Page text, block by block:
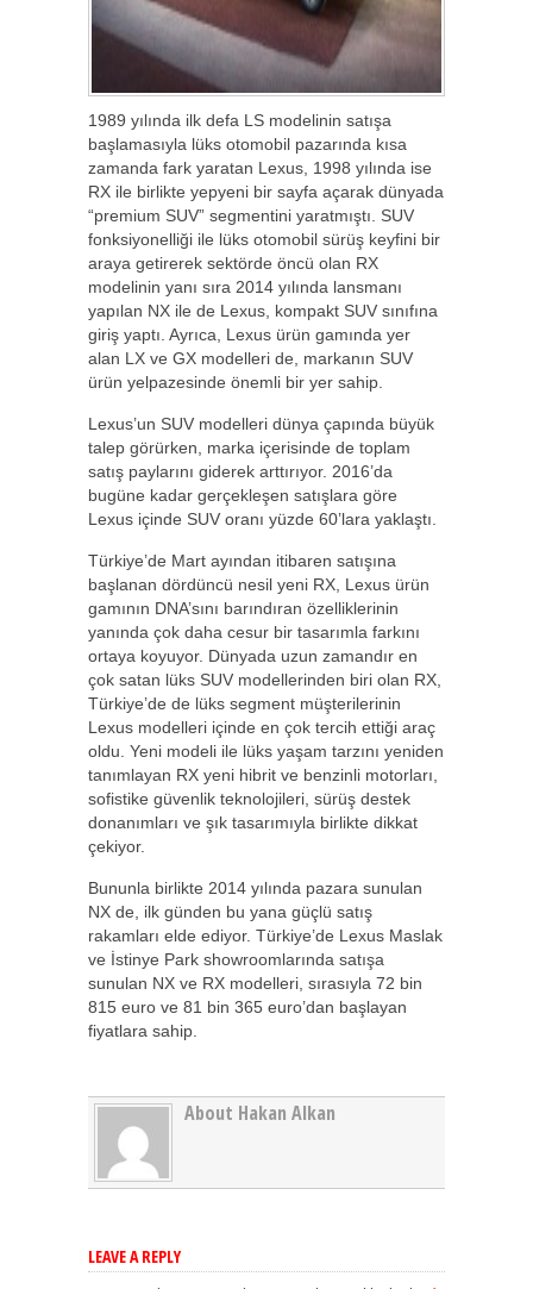
1989 yılında ilk defa LS modelinin satışa
başlamasıyla lüks otomobil pazarında kısa
zamanda fark yaratan Lexus, 1998 yılında ise
RX ile birlikte yepyeni bir sayfa açarak dünyada
“premium SUV” segmentini yaratmıştı. SUV
fonksiyonelliği ile lüks otomobil sürüş keyfini bir
araya getirerek sektörde öncü olan RX
modelinin yanı sıra 2014 yılında lansmanı
yapılan NX ile de Lexus, kompakt SUV sınıfına
giriş yaptı. Ayrıca, Lexus ürün gamında yer
alan LX ve GX modelleri de, markanın SUV
ürün yelpazesinde önemli bir yer sahip.
Lexus’un SUV modelleri dünya çapında büyük
talep görürken, marka içerisinde de toplam
satış paylarını giderek arttırıyor. 2016’da
bugüne kadar gerçekleşen satışlara göre
Lexus içinde SUV oranı yüzde 60’lara yaklaştı.
Türkiye’de Mart ayından itibaren satışına
başlanan dördüncü nesil yeni RX, Lexus ürün
gamının DNA’sını barındıran özelliklerinin
yanında çok daha cesur bir tasarımla farkını
ortaya koyuyor. Dünyada uzun zamandır en
çok satan lüks SUV modellerinden biri olan RX,
Türkiye’de de lüks segment müşterilerinin
Lexus modelleri içinde en çok tercih ettiği araç
oldu. Yeni modeli ile lüks yaşam tarzını yeniden
tanımlayan RX yeni hibrit ve benzinli motorları,
sofistike güvenlik teknolojileri, sürüş destek
donanımları ve şık tasarımıyla birlikte dikkat
çekiyor.
Bununla birlikte 2014 yılında pazara sunulan
NX de, ilk günden bu yana güçlü satış
rakamları elde ediyor. Türkiye’de Lexus Maslak
ve İstinye Park showroomlarında satışa
sunulan NX ve RX modelleri, sırasıyla 72 bin
815 euro ve 81 bin 365 euro’dan başlayan
fiyatlara sahip.
About Hakan Alkan
LEAVE A REPLY